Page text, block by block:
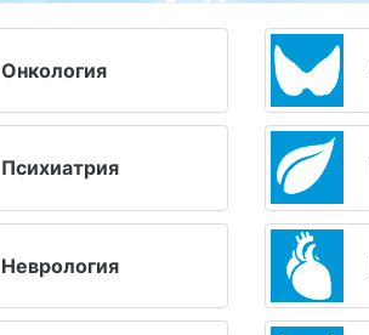
Онкология
Психиатрия
Неврология